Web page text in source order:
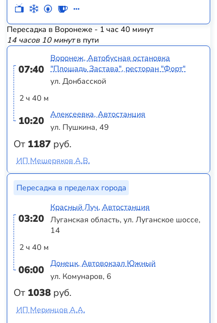
Пересадка в Воронеже - 1 час 40 минут
14 часов 10 минутв пути
07:40
2 ч 40 м
10:20
От 1187 руб.
Воронеж, Автобусная остановка
"Площадь Застава", ресторан "Форт"
ул. Донбасской
Алексеевка, Автостанция
ул. Пушкина, 49
ИП Мещеряков А.В.
Пересадка в пределах города
03:20
2 ч 40 м
06:00
От 1038 руб.
Красный Луч, Автостанция
Луганская область, ул. Луганское шоссе,
14
Донецк, Автовокзал Южный
ул. Комунаров, 6
ИП Меринцов А.А.